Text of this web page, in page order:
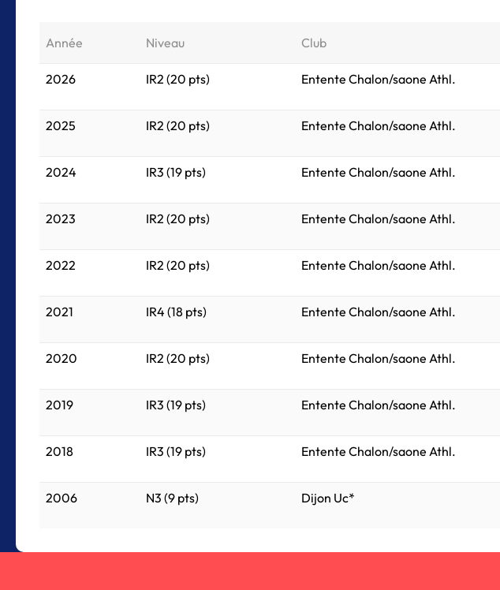
Année Niveau Club
2026 IR2 (20 pts) Entente Chalon/saone Athl.
2025
IR2 (20 pts) Entente Chalon/saone Athl.
2024
IR3 (19 pts) Entente Chalon/saone Athl.
2023
IR2 (20 pts) Entente Chalon/saone Athl.
2022
IR2 (20 pts) Entente Chalon/saone Athl.
2021
IR4 (18 pts) Entente Chalon/saone Athl.
2020
IR2 (20 pts) Entente Chalon/saone Athl.
2019
IR3 (19 pts) Entente Chalon/saone Athl.
2018
IR3 (19 pts) Entente Chalon/saone Athl.
2006
N3 (9 pts) Dijon Uc*